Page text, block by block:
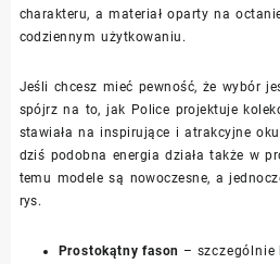
charakteru, a materiał oparty na
codziennym użytkowaniu.
Jeśli chcesz mieć pewność, że wybór
spójrz na to, jak Police projektuje
stawiała na inspirujące i atrakcyjne
dziś podobna energia działa także w
temu modele są nowoczesne, a
rys.
Prostokątny fason –